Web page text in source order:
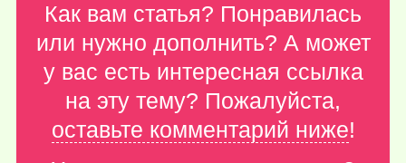
Как вам статья? Понравилась
или нужно дополнить? А может
у вас есть интересная ссылка
на эту тему? Пожалуйста,
оставьте комментарий ниже!